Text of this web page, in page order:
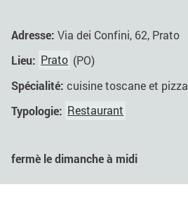
Adresse: Via dei Confini, 62, Prato
Lieu: Prato (PO)
Spécialité: cuisine toscane et pizza
Typologie: Restaurant
fermè le dimanche à midi